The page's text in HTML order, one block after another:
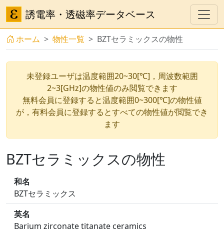
誘電率・透磁率データベース
ホーム 物性一覧 BZTセラミックスの物性
未登録ユーザは温度範囲20~30[℃]，周波数範囲
2~3[GHz]の物性値のみ閲覧できます
無料会員に登録すると温度範囲0~300[℃]の物性値
が，有料会員に登録するとすべての物性値が閲覧でき
ます
BZTセラミックスの物性
和名
BZTセラミックス
英名
Barium zirconate titanate ceramics